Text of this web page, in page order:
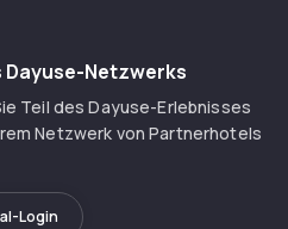
Dayuse-Netzwerks
Teil des Dayuse-Erlebnisses
Netzwerk von Partnerhotels
Login